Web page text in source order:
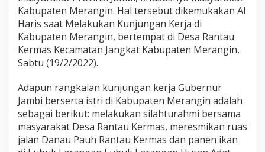
t
k
a
n
E
o
m
a
s
Kabupaten Merangin. Hal tersebut dikemukakan Al
Haris saat Melakukan Kunjungan Kerja di
Kabupaten Merangin, bertempat di Desa Rantau
Kermas Kecamatan Jangkat Kabupaten Merangin,
Sabtu (19/2/2022).
Adapun rangkaian kunjungan kerja Gubernur
Jambi berserta istri di Kabupaten Merangin adalah
sebagai berikut: melakukan silahturahmi bersama
masyarakat Desa Rantau Kermas, meresmikan ruas
jalan Danau Pauh Rantau Kermas dan panen ikan